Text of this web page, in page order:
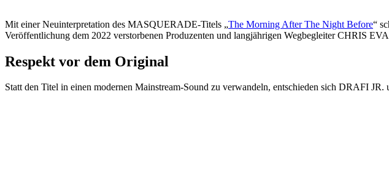
Mit einer Neuinterpretation des MASQUERADE-Titels „The Morning After The Night Before“
Veröffentlichung dem 2022 verstorbenen Produzenten und langjährigen Wegbegleiter CHRIS
Respekt vor dem Original
Statt den Titel in einen modernen Mainstream-Sound zu verwandeln, entschieden sich DRAFI